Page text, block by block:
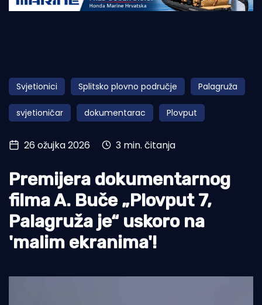
Obala
Otoci
Turizam i nautika
Pomorstvo
Ekologija
Tradicija i kultura
Svjetionici Splitsko plovno područje Palagruža
svjetioničar dokumentarac Plovput
26 ožujka 2026 3 min. čitanja
Premijera dokumentarnog
filma A. Buče „Plovput 7,
Palagruža je“ uskoro na
'malim ekranima'!